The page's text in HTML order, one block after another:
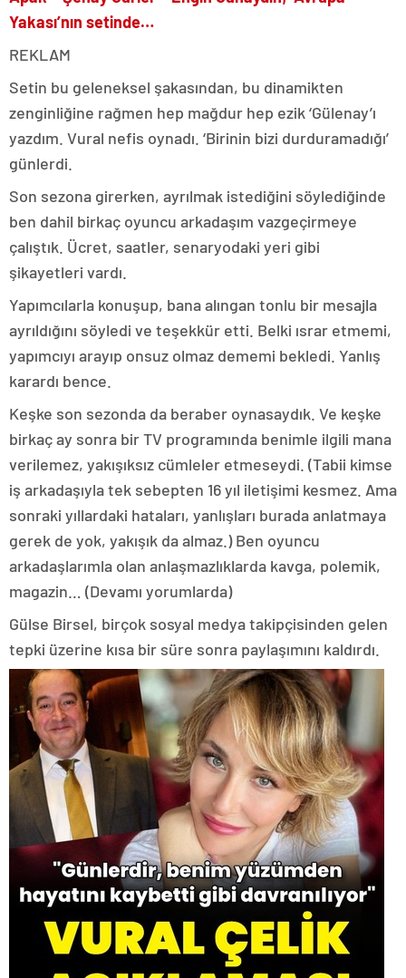
Yakası’nın setinde…
REKLAM
Setin bu geleneksel şakasından, bu dinamikten
zenginliğine rağmen hep mağdur hep ezik ‘Gülenay’ı
yazdım. Vural nefis oynadı. ‘Birinin bizi durduramadığı’
günlerdi.
Son sezona girerken, ayrılmak istediğini söylediğinde
ben dahil birkaç oyuncu arkadaşım vazgeçirmeye
çalıştık. Ücret, saatler, senaryodaki yeri gibi
şikayetleri vardı.
Yapımcılarla konuşup, bana alıngan tonlu bir mesajla
ayrıldığını söyledi ve teşekkür etti. Belki ısrar etmemi,
yapımcıyı arayıp onsuz olmaz dememi bekledi. Yanlış
karardı bence.
Keşke son sezonda da beraber oynasaydık. Ve keşke
birkaç ay sonra bir TV programında benimle ilgili mana
verilemez, yakışıksız cümleler etmeseydi. (Tabii kimse
iş arkadaşıyla tek sebepten 16 yıl iletişimi kesmez. Ama
sonraki yıllardaki hataları, yanlışları burada anlatmaya
gerek de yok, yakışık da almaz.) Ben oyuncu
arkadaşlarımla olan anlaşmazlıklarda kavga, polemik,
magazin… (Devamı yorumlarda)
Gülse Birsel, birçok sosyal medya takipçisinden gelen
tepki üzerine kısa bir süre sonra paylaşımını kaldırdı.